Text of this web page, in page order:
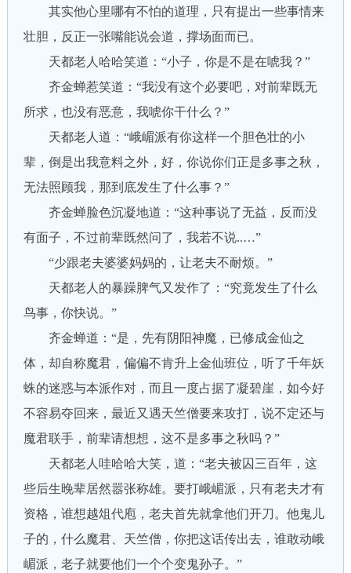
其实他心里哪有不怕的道理，只有提出一些事情来
壮胆，反正一张嘴能说会道，撑场面而已。
天都老人哈哈笑道：“小子，你是不是在唬我？”
齐金蝉惹笑道：“我没有这个必要吧，对前辈既无
所求，也没有恶意，我唬你干什么？”
天都老人道：“峨嵋派有你这样一个胆色壮的小
辈，倒是出我意料之外，好，你说你们正是多事之秋，
无法照顾我，那到底发生了什么事？”
齐金蝉脸色沉凝地道：“这种事说了无益，反而没
有面子，不过前辈既然问了，我若不说..…”
“少跟老夫婆婆妈妈的，让老夫不耐烦。”
天都老人的暴躁脾气又发作了：“究竟发生了什么
鸟事，你快说。”
齐金蝉道：“是，先有阴阳神魔，已修成金仙之
体，却自称魔君，偏偏不肯升上金仙班位，听了千年妖
蛛的迷惑与本派作对，而且一度占据了凝碧崖，如今好
不容易夺回来，最近又遇天竺僧要来攻打，说不定还与
魔君联手，前辈请想想，这不是多事之秋吗？”
天都老人哇哈哈大笑，道：“老夫被囚三百年，这
些后生晚辈居然嚣张称雄。要打峨嵋派，只有老夫才有
资格，谁想越俎代庖，老夫首先就拿他们开刀。他鬼儿
子的，什么魔君、天竺僧，你把这话传出去，谁敢动峨
嵋派，老子就要他们一个个变鬼孙子。”